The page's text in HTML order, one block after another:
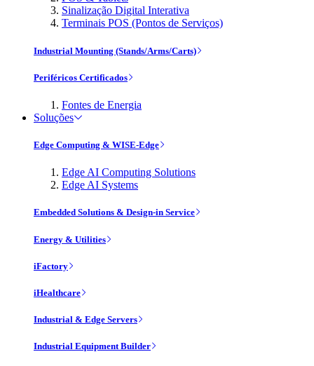
Sinalização Digital Interativa
Terminais POS (Pontos de Serviços)
Industrial Mounting (Stands/Arms/Carts)
Periféricos Certificados
Fontes de Energia
Soluções
Edge Computing & WISE-Edge
Edge AI Computing Solutions
Edge AI Systems
Embedded Solutions & Design-in Service
Energy & Utilities
iFactory
iHealthcare
Industrial & Edge Servers
Industrial Equipment Builder